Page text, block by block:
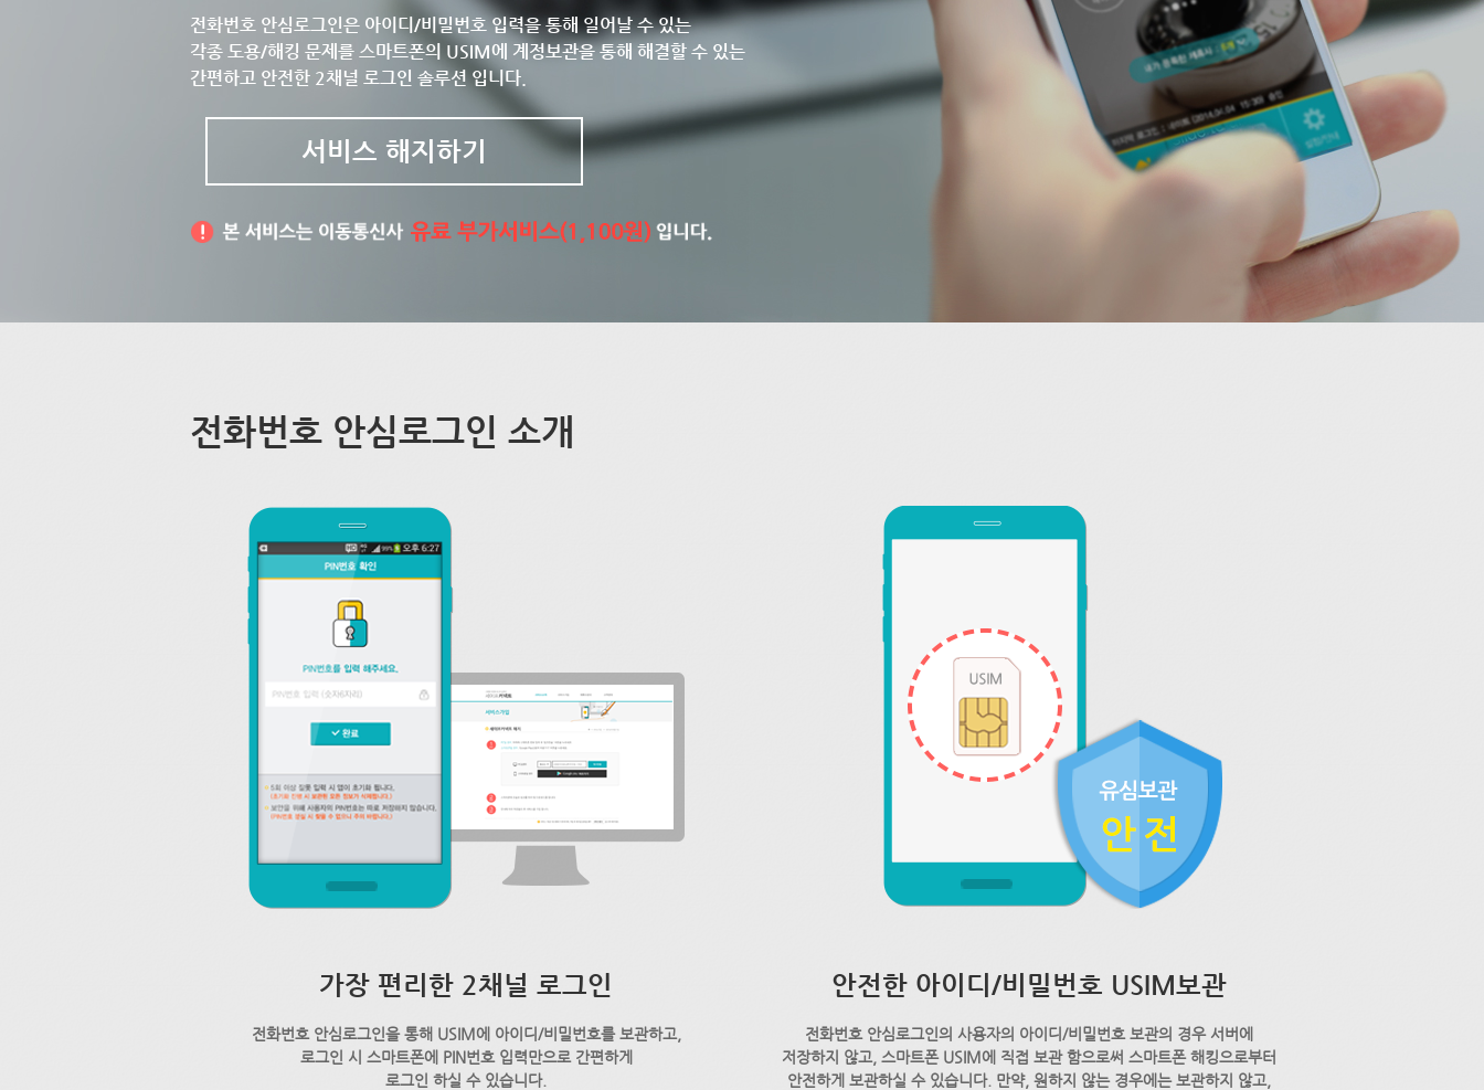
전화번호 안심로그인은 아이디/비밀번호 입력을 통해 일어날 수 있는
각종 도용/해킹 문제를 스마트폰의 USIM에 계정보관을 통해 해결할 수 있는
간편하고 안전한 2채널 로그인 솔루션 입니다.
서비스 해지하기
전화번호 안심로그인 소개
가장 편리한 2채널 로그인
전화번호 안심로그인을 통해 USIM에 아이디/비밀번호를 보관하고,
로그인 시 스마트폰에 PIN번호 입력만으로 간편하게
로그인 하실 수 있습니다.
안전한 아이디/비밀번호 USIM보관
전화번호 안심로그인의 사용자의 아이디/비밀번호 보관의 경우 서버에
저장하지 않고, 스마트폰 USIM에 직접 보관 함으로써 스마트폰 해킹으로부터
안전하게 보관하실 수 있습니다. 만약, 원하지 않는 경우에는 보관하지 않고,